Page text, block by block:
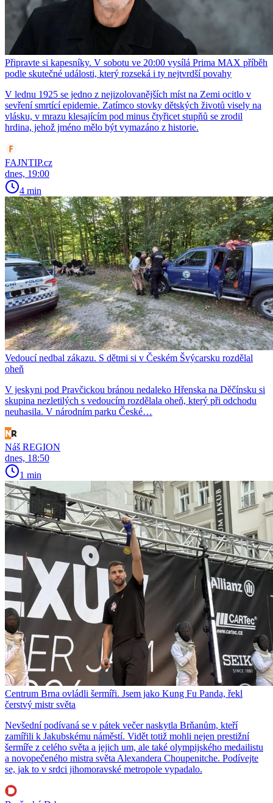
Připravte si kapesníky. V sobotu ve 20:00 vysílá Prima MAX příběh
podle skutečné události, který rozseká i ty nejtvrdší povahy
V lednu 1925 se jedno z nejizolovanějších míst na Zemi ocitlo v
sevření smrtící epidemie. Zatímco stovky dětských životů visely na
vlásku, v mrazu klesajícím pod minus čtyřicet stupňů se zrodil
hrdina, jehož jméno mělo být vymazáno z historie.
FAJNTIP.cz
dnes, 19:00
4 min
Vedoucí nedbal zákazu. S dětmi si v Českém Švýcarsku rozdělal
oheň
V jeskyni pod Pravčickou bránou nedaleko Hřenska na Děčínsku si
skupina nezletilých s vedoucím rozdělala oheň, který při odchodu
neuhasila. V národním parku České…
Náš REGION
dnes, 18:50
1 min
Centrum Brna ovládli šermíři. Jsem jako Kung Fu Panda, řekl
čerstvý mistr světa
Nevšední podívaná se v pátek večer naskytla Brňanům, kteří
zamířili k Jakubskému náměstí. Vidět totiž mohli nejen prestižní
šermíře z celého světa a jejich um, ale také olympijského medailistu
a novopečeného mistra světa Alexandera Choupenitche. Podívejte
se, jak to v srdci jihomoravské metropole vypadalo.